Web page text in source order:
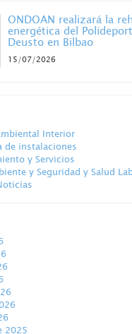
ONDOAN realizará la
energética del
Deusto en Bilbao
15/07/2026
Interior
de instalaciones
y Servicios
y Seguridad y Salud
2025